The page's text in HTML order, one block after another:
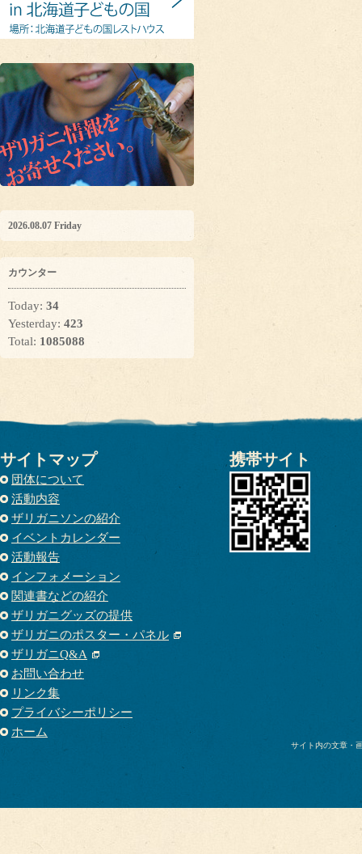
2026.08.07 Friday
カウンター
Today: 34
Yesterday: 423
Total: 1085088
サイトマップ
団体について
活動内容
ザリガニソンの紹介
イベントカレンダー
活動報告
インフォメーション
関連書などの紹介
ザリガニグッズの提供
ザリガニのポスター・パネル
ザリガニQ&A
お問い合わせ
リンク集
プライバシーポリシー
ホーム
携帯サイト
サイト内の文章・